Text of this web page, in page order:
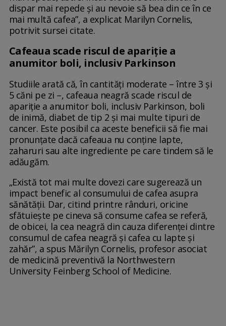
dispar mai repede și au nevoie să bea din ce în ce
mai multă cafea”, a explicat Marilyn Cornelis,
potrivit sursei citate.
Cafeaua scade riscul de apariție a
anumitor boli, inclusiv Parkinson
Studiile arată că, în cantități moderate – între 3 și
5 căni pe zi –, cafeaua neagră scade riscul de
apariție a anumitor boli, inclusiv Parkinson, boli
de inimă, diabet de tip 2 și mai multe tipuri de
cancer. Este posibil ca aceste beneficii să fie mai
pronunțate dacă cafeaua nu conține lapte,
zaharuri sau alte ingrediente pe care tindem să le
adăugăm.
„Există tot mai multe dovezi care sugerează un
impact benefic al consumului de cafea asupra
sănătății. Dar, citind printre rânduri, oricine
sfătuiește pe cineva să consume cafea se referă,
de obicei, la cea neagră din cauza diferenței dintre
consumul de cafea neagră și cafea cu lapte și
zahăr”, a spus Mărilyn Cornelis, profesor asociat
de medicină preventivă la Northwestern
University Feinberg School of Medicine.